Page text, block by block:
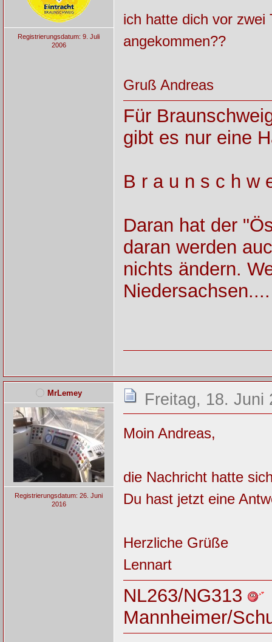
Registrierungsdatum: 9. Juli
2006
ich hatte dich vor zwei
angekommen??
Gruß Andreas
Für
gibt es nur eine
B r a u n s c h w
Daran hat der
daran werden
nichts ändern.
Niedersachsen....
MrLemey
Registrierungsdatum: 26. Juni
2016
Freitag, 18. Juni
Moin Andreas,
die Nachricht hatte
Du hast jetzt eine
Herzliche Grüße
Lennart
NL263/NG313
Mannheimer/